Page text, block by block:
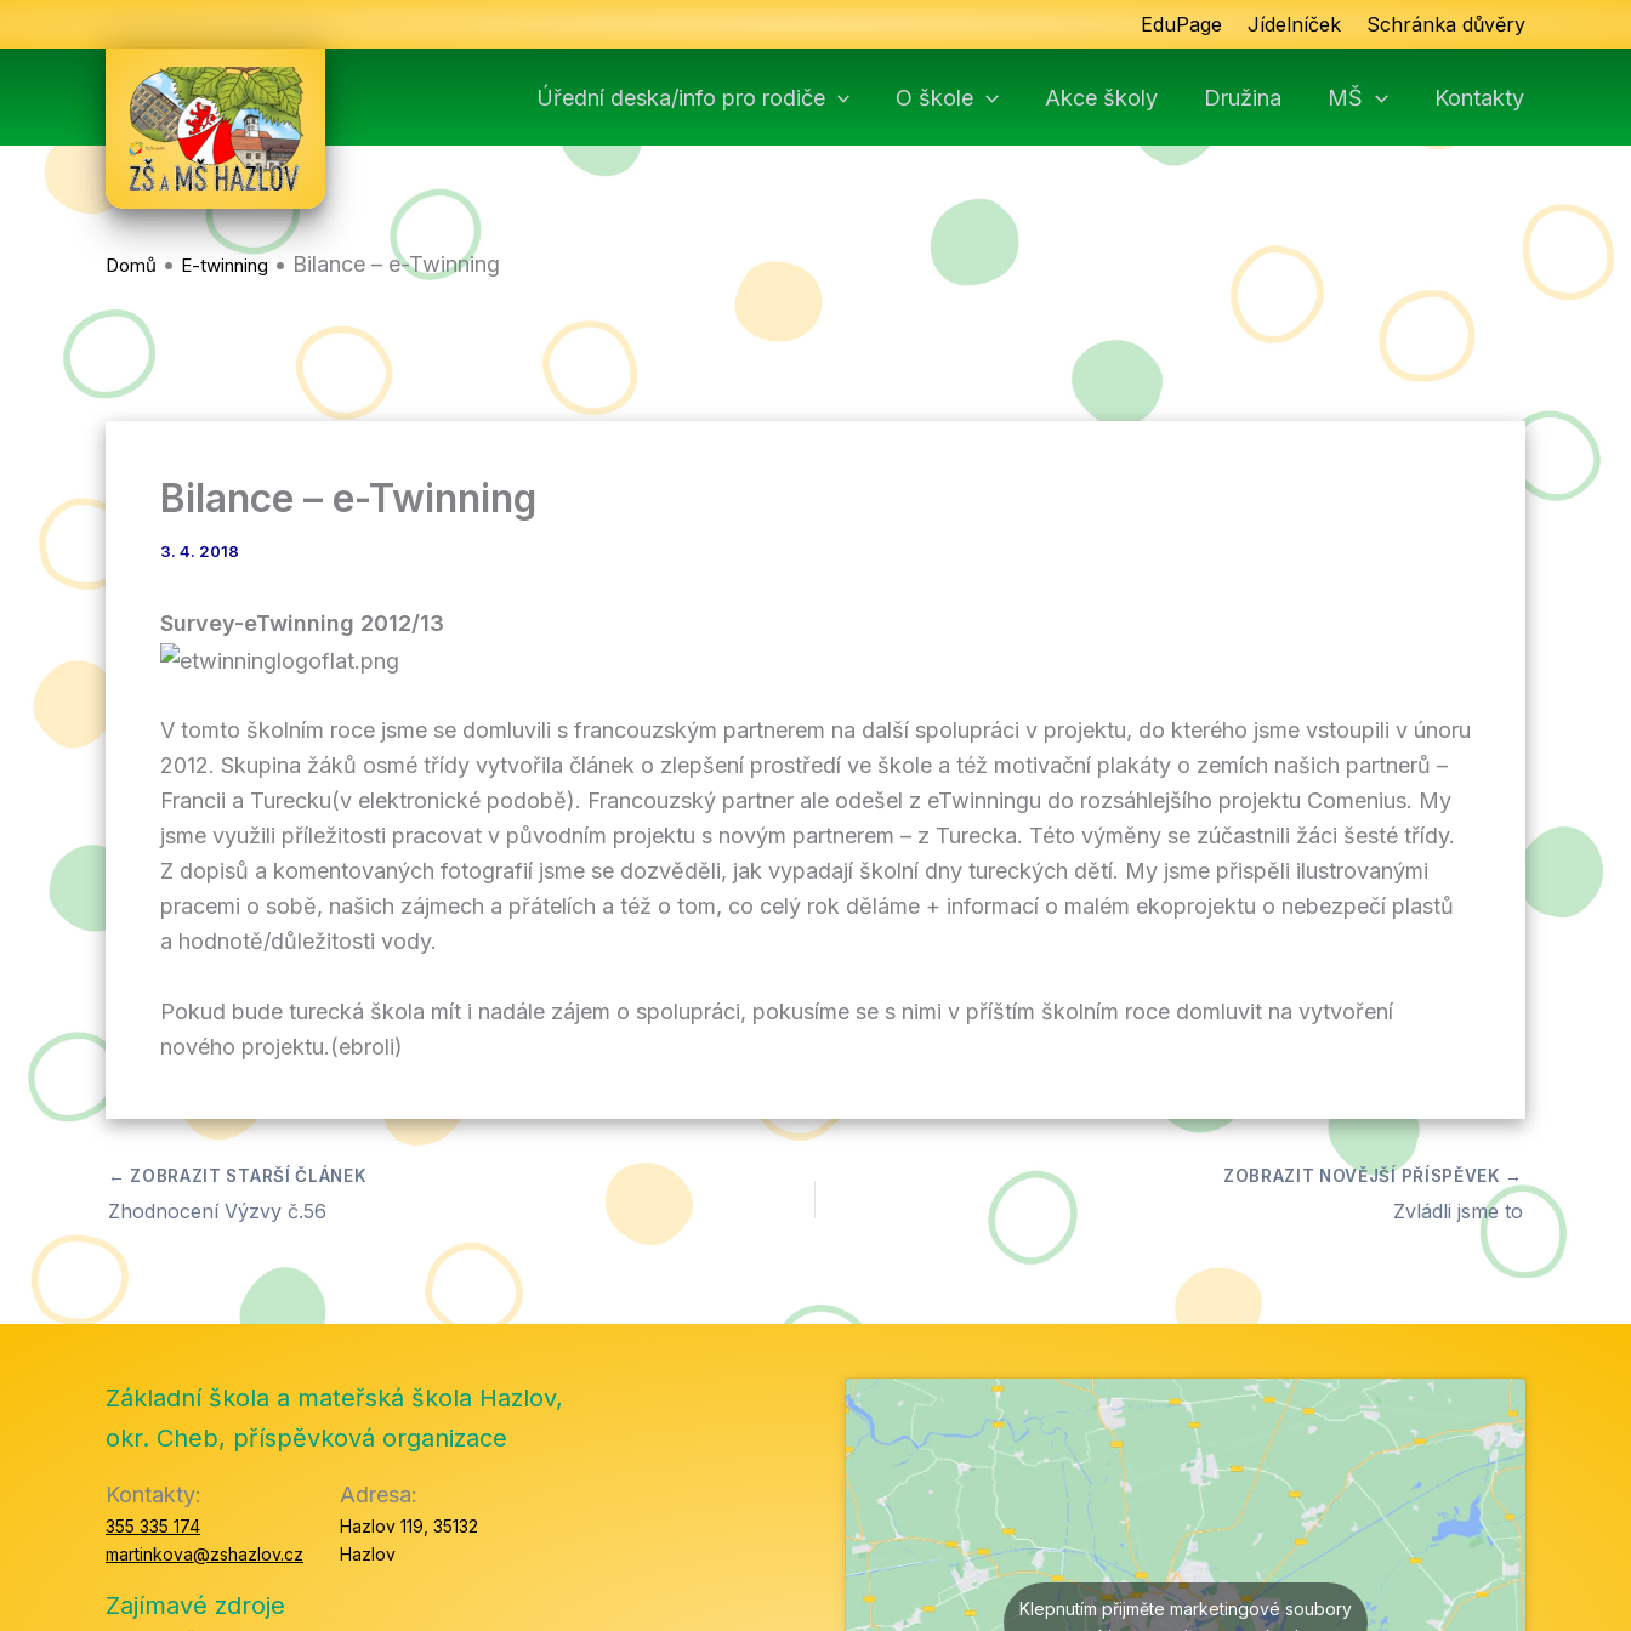
na
EduPage Jídelníček Schránka důvěry
Úřední deska/info pro rodiče O škole Akce školy Družina MŠ Kontakty
Domů • E-twinning • Bilance – e-Twinning
Bilance – e-Twinning
3. 4. 2018
Survey-eTwinning 2012/13
V tomto školním roce jsme se domluvili s francouzským partnerem na další spolupráci v projektu, do kterého jsme vstoupili v únoru
2012. Skupina žáků osmé třídy vytvořila článek o zlepšení prostředí ve škole a též motivační plakáty o zemích našich partnerů –
Francii a Turecku(v elektronické podobě). Francouzský partner ale odešel z eTwinningu do rozsáhlejšího projektu Comenius. My
jsme využili příležitosti pracovat v původním projektu s novým partnerem – z Turecka. Této výměny se zúčastnili žáci šesté třídy.
Z dopisů a komentovaných fotografií jsme se dozvěděli, jak vypadají školní dny tureckých dětí. My jsme přispěli ilustrovanými
pracemi o sobě, našich zájmech a přátelích a též o tom, co celý rok děláme + informací o malém ekoprojektu o nebezpečí plastů
a hodnotě/důležitosti vody.
Pokud bude turecká škola mít i nadále zájem o spolupráci, pokusíme se s nimi v příštím školním roce domluvit na vytvoření
nového projektu.(ebroli)
Zhodnocení Výzvy č.56 Zvládli jsme to
Základní škola a mateřská škola Hazlov,
okr. Cheb, příspěvková organizace
Kontakty:
355 335 174
martinkova@zshazlov.cz
Adresa:
Hazlov 119, 35132
Hazlov
Zajímavé zdroje
Klepnutím přijměte marketingové soubory